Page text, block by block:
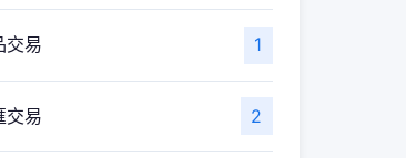
交易 1
交易 2